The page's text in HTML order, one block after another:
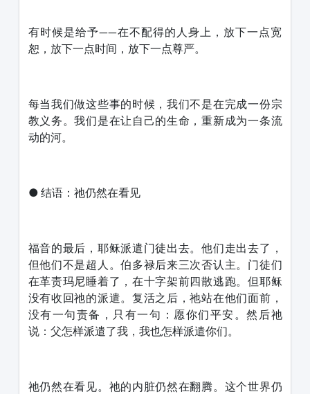
有时候是给予——在不配得的人身上，放下一点宽
恕，放下一点时间，放下一点尊严。
每当我们做这些事的时候，我们不是在完成一份宗
教义务。我们是在让自己的生命，重新成为一条流
动的河。
● 结语：祂仍然在看见
福音的最后，耶稣派遣门徒出去。他们走出去了，
但他们不是超人。伯多禄后来三次否认主。门徒们
在革责玛尼睡着了，在十字架前四散逃跑。但耶稣
没有收回祂的派遣。复活之后，祂站在他们面前，
没有一句责备，只有一句：愿你们平安。然后祂
说：父怎样派遣了我，我也怎样派遣你们。
祂仍然在看见。祂的内脏仍然在翻腾。这个世界仍